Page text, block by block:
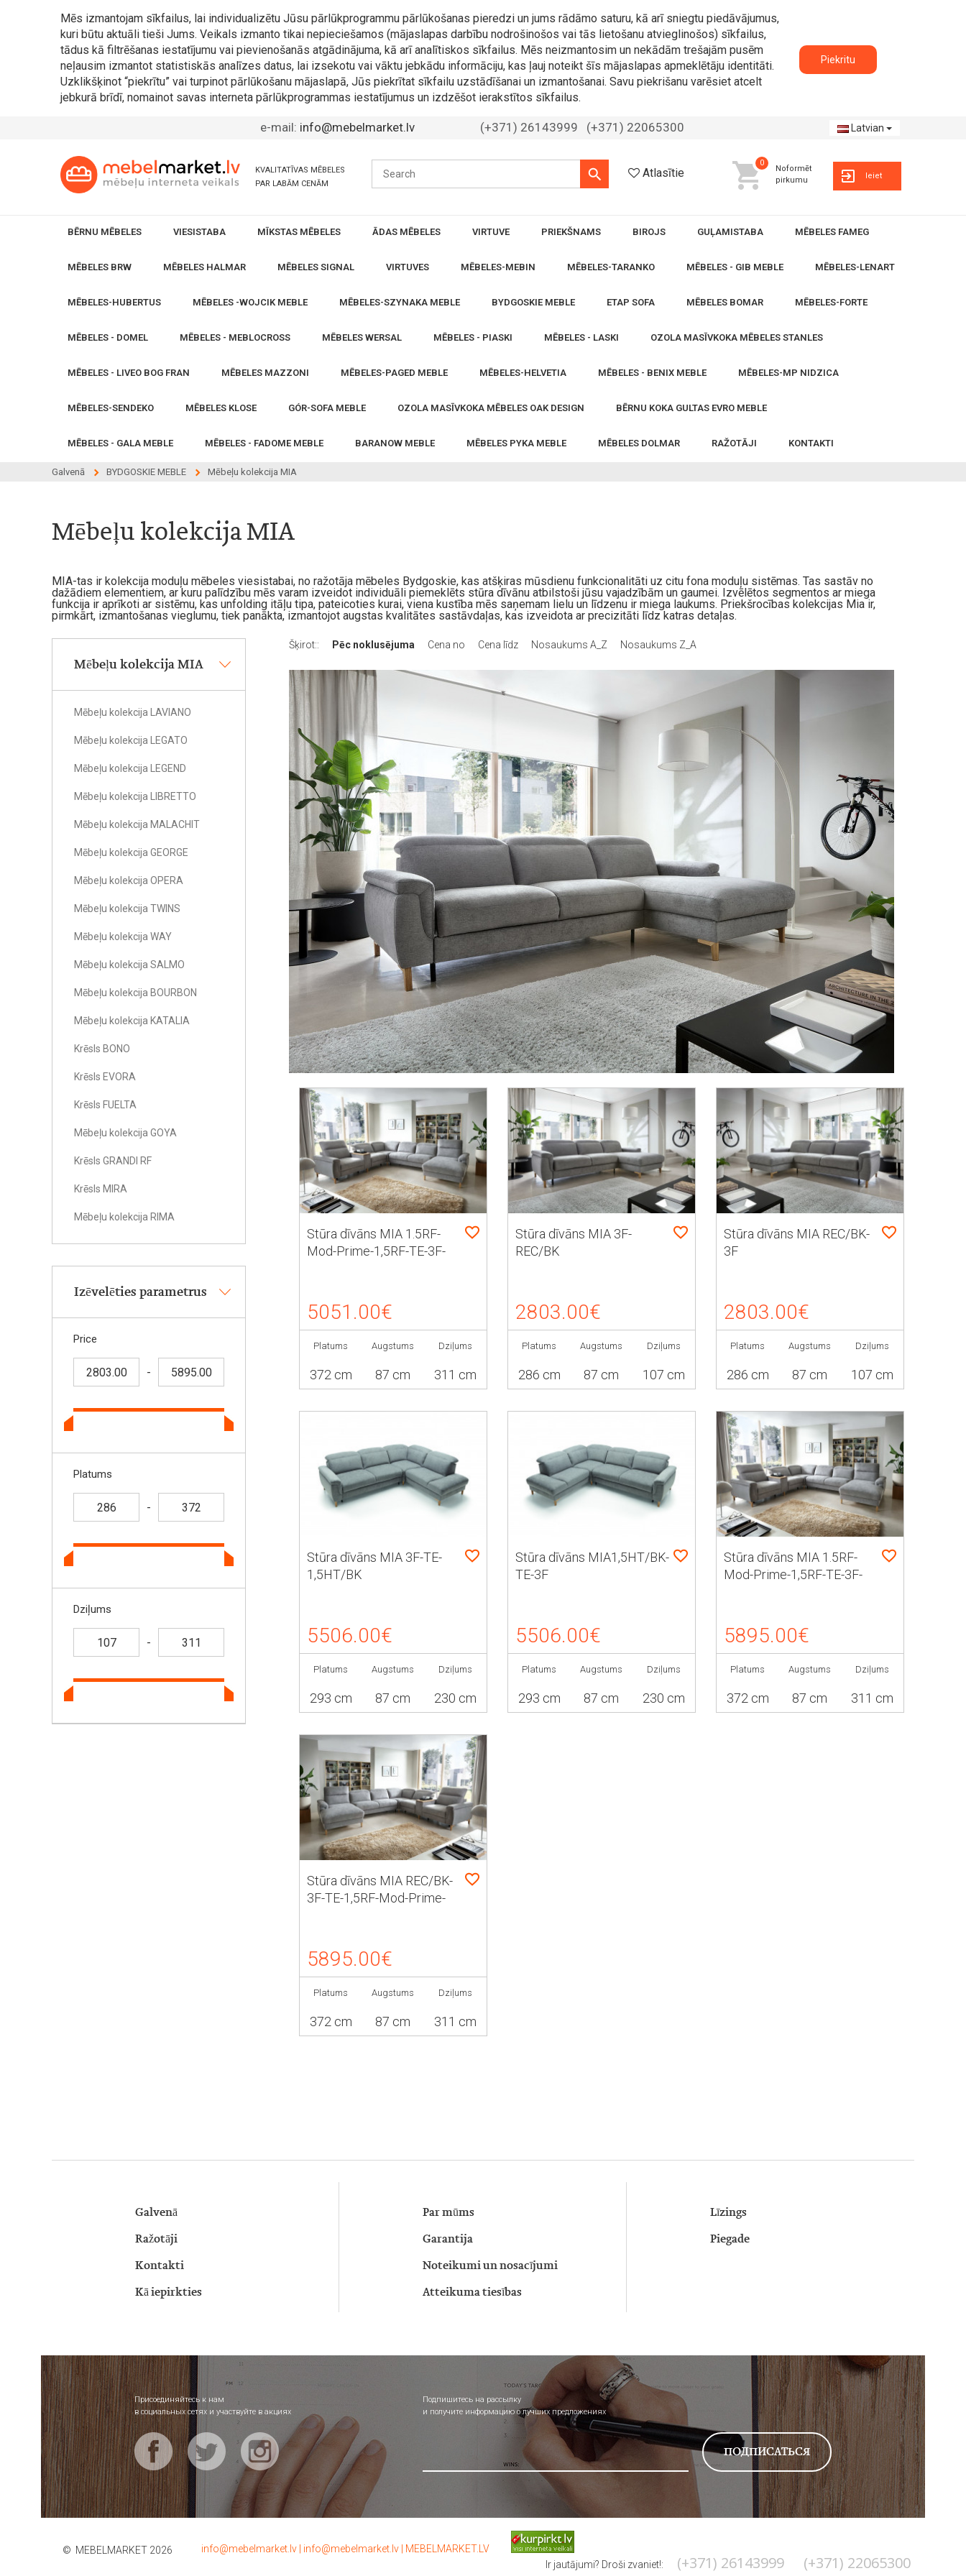
Mēs izmantojam sīkfailus, lai individualizētu Jūsu pārlūkprogrammu pārlūkošanas pieredzi un jums rādāmo saturu, kā arī sniegtu piedāvājumus,
kuri būtu aktuāli tieši Jums. Veikals izmanto tikai nepieciešamos (mājaslapas darbību nodrošinošos vai tās lietošanu atvieglinošos) sīkfailus,
tādus kā filtrēšanas iestatījumu vai pievienošanās atgādinājuma, kā arī analītiskos sīkfailus. Mēs neizmantosim un nekādām trešajām pusēm
neļausim izmantot statistiskās analīzes datus, lai izsekotu vai vāktu jebkādu informāciju, kas ļauj noteikt šīs mājaslapas apmeklētāju identitāti.
Uzklikšķinot “piekrītu” vai turpinot pārlūkošanu mājaslapā, Jūs piekrītat sīkfailu uzstādīšanai un izmantošanai. Savu piekrišanu varēsiet atcelt
jebkurā brīdī, nomainot savas interneta pārlūkprogrammas iestatījumus un izdzēšot ierakstītos sīkfailus.
Piekritu
e-mail: info@mebelmarket.lv (+371) 26143999 (+371) 22065300 Latvian
KVALITATĪVAS MĒBELES
PAR LABĀM CENĀM
Atlasītie
0
Noformēt
pirkumu
Ieiet
BĒRNU MĒBELES VIESISTABA MĪKSTAS MĒBELES ĀDAS MĒBELES VIRTUVE PRIEKŠNAMS BIROJS GUĻAMISTABA MĒBELES FAMEG
MĒBELES BRW MĒBELES HALMAR MĒBELES SIGNAL VIRTUVES MĒBELES-MEBIN MĒBELES-TARANKO MĒBELES - GIB MEBLE MĒBELES-LENART
MĒBELES-HUBERTUS MĒBELES -WOJCIK MEBLE MĒBELES-SZYNAKA MEBLE BYDGOSKIE MEBLE ETAP SOFA MĒBELES BOMAR MĒBELES-FORTE
MĒBELES - DOMEL MĒBELES - MEBLOCROSS MĒBELES WERSAL MĒBELES - PIASKI MĒBELES - LASKI OZOLA MASĪVKOKA MĒBELES STANLES
MĒBELES - LIVEO BOG FRAN MĒBELES MAZZONI MĒBELES-PAGED MEBLE MĒBELES-HELVETIA MĒBELES - BENIX MEBLE MĒBELES-MP NIDZICA
MĒBELES-SENDEKO MĒBELES KLOSE GÓR-SOFA MEBLE OZOLA MASĪVKOKA MĒBELES OAK DESIGN BĒRNU KOKA GULTAS EVRO MEBLE
MĒBELES - GALA MEBLE MĒBELES - FADOME MEBLE BARANOW MEBLE MĒBELES PYKA MEBLE MĒBELES DOLMAR RAŽOTĀJI KONTAKTI
Galvenā BYDGOSKIE MEBLE Mēbeļu kolekcija MIA
Mēbeļu kolekcija MIA
MIA-tas ir kolekcija moduļu mēbeles viesistabai, no ražotāja mēbeles Bydgoskie, kas atšķiras mūsdienu funkcionalitāti uz citu fona moduļu sistēmas. Tas sastāv no
dažādiem elementiem, ar kuru palīdzību mēs varam izveidot individuāli piemeklēts stūra dīvānu atbilstoši jūsu vajadzībām un gaumei. Izvēlētos segmentos ar miega
funkcija ir aprīkoti ar sistēmu, kas unfolding itāļu tipa, pateicoties kurai, viena kustība mēs saņemam lielu un līdzenu ir miega laukums. Priekšrocības kolekcijas Mia ir,
pirmkārt, izmantošanas vieglumu, tiek panākta, izmantojot augstas kvalitātes sastāvdaļas, kas izveidota ar precizitāti līdz katras detaļas.
Mēbeļu kolekcija MIA
Mēbeļu kolekcija LAVIANO
Mēbeļu kolekcija LEGATO
Mēbeļu kolekcija LEGEND
Mēbeļu kolekcija LIBRETTO
Mēbeļu kolekcija MALACHIT
Mēbeļu kolekcija GEORGE
Mēbeļu kolekcija OPERA
Mēbeļu kolekcija TWINS
Mēbeļu kolekcija WAY
Mēbeļu kolekcija SALMO
Mēbeļu kolekcija BOURBON
Mēbeļu kolekcija KATALIA
Krēsls BONO
Krēsls EVORA
Krēsls FUELTA
Mēbeļu kolekcija GOYA
Krēsls GRANDI RF
Krēsls MIRA
Mēbeļu kolekcija RIMA
Izēvelēties parametrus
Price
-
Platums
-
Dziļums
-
Šķirot:: Pēc noklusējuma Cena no Cena līdz Nosaukums A_Z Nosaukums Z_A
Stūra dīvāns MIA 1.5RF-
Mod-Prime-1,5RF-TE-3F-
5051.00€
Platums
372 cm
Augstums
87 cm
Dziļums
311 cm
Stūra dīvāns MIA 3F-
REC/BK
2803.00€
Platums
286 cm
Augstums
87 cm
Dziļums
107 cm
Stūra dīvāns MIA REC/BK-
3F
2803.00€
Platums
286 cm
Augstums
87 cm
Dziļums
107 cm
Stūra dīvāns MIA 3F-TE-
1,5HT/BK
5506.00€
Platums
293 cm
Augstums
87 cm
Dziļums
230 cm
Stūra dīvāns MIA1,5HT/BK-
TE-3F
5506.00€
Platums
293 cm
Augstums
87 cm
Dziļums
230 cm
Stūra dīvāns MIA 1.5RF-
Mod-Prime-1,5RF-TE-3F-
5895.00€
Platums
372 cm
Augstums
87 cm
Dziļums
311 cm
Stūra dīvāns MIA REC/BK-
3F-TE-1,5RF-Mod-Prime-
5895.00€
Platums
372 cm
Augstums
87 cm
Dziļums
311 cm
Galvenā
Ražotāji
Kontakti
Kā iepirkties
Par mūms
Garantija
Noteikumi un nosacījumi
Atteikuma tiesības
Līzings
Piegade
Присоединяйтесь к нам
в социальных сетях и участвуйте в акциях
Подпишитесь на рассылку
и получите информацию о лучших предложениях
© MEBELMARKET 2026 info@mebelmarket.lv info@mebelmarket.lv
MEBELMARKET.LV
Ir jautājumi? Droši zvaniet!:
(+371) 26143999 (+371) 22065300